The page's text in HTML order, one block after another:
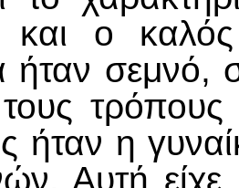
και ο
σεμνό,
τους
ήταν η
Αυτή είχε